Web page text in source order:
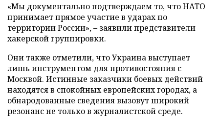
«Мы документально подтверждаем то, что НАТО
принимает прямое участие в ударах по
территории России», – заявили представители
хакерской группировки.
Они также отметили, что Украина выступает
лишь инструментом для противостояния с
Москвой. Истинные заказчики боевых действий
находятся в спокойных европейских городах, а
обнародованные сведения вызовут широкий
резонанс не только в журналистской среде.